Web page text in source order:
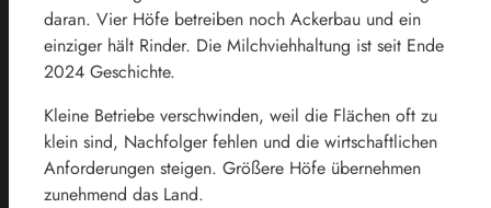
daran. Vier Höfe betreiben noch Ackerbau und ein
einziger hält Rinder. Die Milchviehhaltung ist seit Ende
2024 Geschichte.
Kleine Betriebe verschwinden, weil die Flächen oft zu
klein sind, Nachfolger fehlen und die wirtschaftlichen
Anforderungen steigen. Größere Höfe übernehmen
zunehmend das Land.